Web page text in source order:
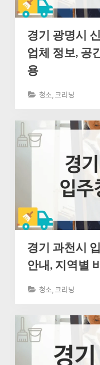
경기 광명시
업체 정보, 공
용
청소, 크리닝
경기 과천시
안내, 지역별
청소, 크리닝